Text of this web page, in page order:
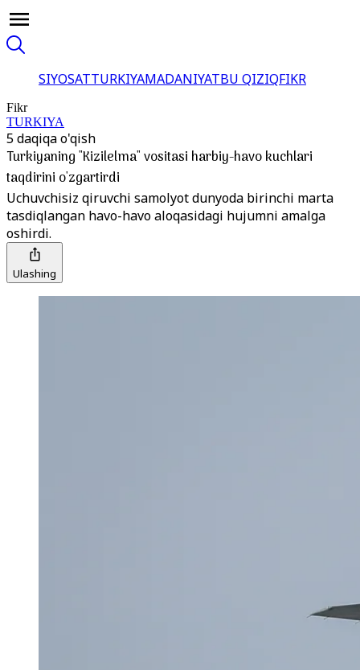
SIYOSATTURKIYAMADANIYATBU QIZIQFIKR
Fikr
TURKIYA
5 daqiqa o'qish
Turkiyaning "Kizilelma" vositasi harbiy-havo kuchlari
taqdirini o'zgartirdi
Uchuvchisiz qiruvchi samolyot dunyoda birinchi marta
tasdiqlangan havo-havo aloqasidagi hujumni amalga
oshirdi.
Ulashing